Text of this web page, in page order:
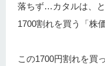
落ちず…カタルは、
1700割れを買う「株
この1700円割れを買